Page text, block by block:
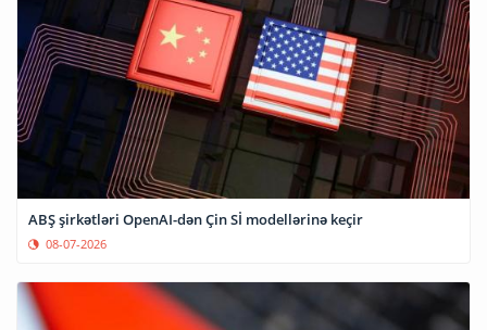
ABŞ şirkətləri OpenAI-dən Çin Sİ modellərinə keçir
08-07-2026